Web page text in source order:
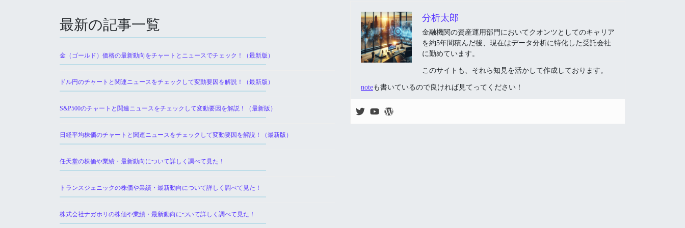
最新の記事一覧
金（ゴールド）価格の最新動向をチャートとニュースでチェック！（最新版）
ドル円のチャートと関連ニュースをチェックして変動要因を解説！（最新版）
S&P500のチャートと関連ニュースをチェックして変動要因を解説！（最新版）
日経平均株価のチャートと関連ニュースをチェックして変動要因を解説！（最新版）
任天堂の株価や業績・最新動向について詳しく調べて見た！
トランスジェニックの株価や業績・最新動向について詳しく調べて見た！
株式会社ナガホリの株価や業績・最新動向について詳しく調べて見た！
分析太郎
金融機関の資産運用部門においてクオンツとしてのキャリア
を約5年間積んだ後、現在はデータ分析に特化した受託会社
に勤めています。
このサイトも、それら知見を活かして作成しております。
noteも書いているので良ければ見てってください！